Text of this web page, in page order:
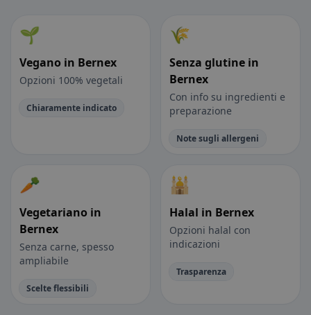
🌱
Vegano in Bernex
Opzioni 100% vegetali
Chiaramente indicato
🌾
Senza glutine in
Bernex
Con info su ingredienti e
preparazione
Note sugli allergeni
🥕
Vegetariano in
Bernex
Senza carne, spesso
ampliabile
Scelte flessibili
🕌
Halal in Bernex
Opzioni halal con
indicazioni
Trasparenza